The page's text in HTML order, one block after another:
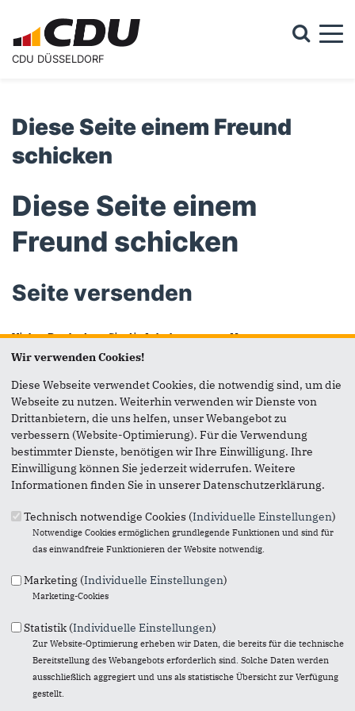
CDU DÜSSELDORF
Diese Seite einem Freund
schicken
Diese Seite einem
Freund schicken
Seite versenden
Vielen Dank, dass Sie die Inhalte unserer Homepage
weiterempfehlen.
Anmerkung: Ihre E-Mail-Adresse wird benötigt um die
Personen, denen Sie die Seite weiterempfehlen, zu
informieren, von wem die Empfehlung kommt, und dass es
kein Spam ist.
Das mit * gekennzeichnete Feld ist ein Pflichtfeld.
Eigene E-Mail-Adresse*
Eigener Name*
Senden an*
Wir verwenden Cookies!
Diese Webseite verwendet Cookies, die notwendig sind, um die
Webseite zu nutzen. Weiterhin verwenden wir Dienste von
Drittanbietern, die uns helfen, unser Webangebot zu
verbessern (Website-Optimierung). Für die Verwendung
bestimmter Dienste, benötigen wir Ihre Einwilligung. Ihre
Einwilligung können Sie jederzeit widerrufen. Weitere
Informationen finden Sie in unserer Datenschutzerklärung.
Technisch notwendige Cookies (Individuelle Einstellungen)
Notwendige Cookies ermöglichen grundlegende Funktionen und sind für
das einwandfreie Funktionieren der Website notwendig.
Marketing (Individuelle Einstellungen)
Marketing-Cookies
Statistik (Individuelle Einstellungen)
Zur Website-Optimierung erheben wir Daten, die bereits für die technische
Bereitstellung des Webangebots erforderlich sind. Solche Daten werden
ausschließlich aggregiert und uns als statistische Übersicht zur Verfügung
gestellt.